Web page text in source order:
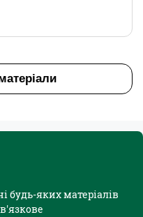
будь-яких матеріалів